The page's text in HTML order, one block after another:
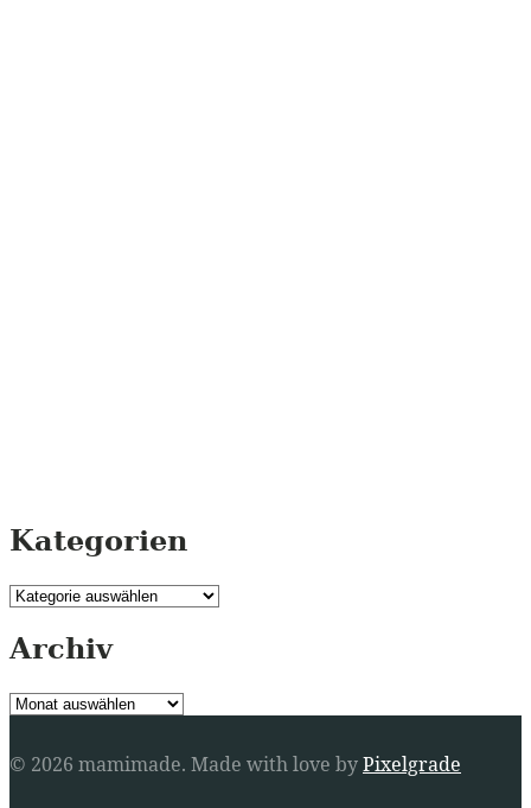
Kategorien
Kategorien
Archiv
Archiv
© 2026 mamimade. Made with love byPixelgrade